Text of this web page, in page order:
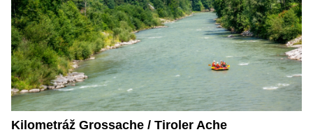
Kilometráž Grossache / Tiroler Ache